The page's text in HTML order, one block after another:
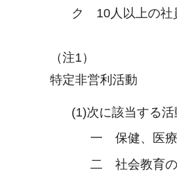
ク 10人以上の社
（注1）
特定非営利活動
(1)次に該当する活
一 保健、医療
二 社会教育